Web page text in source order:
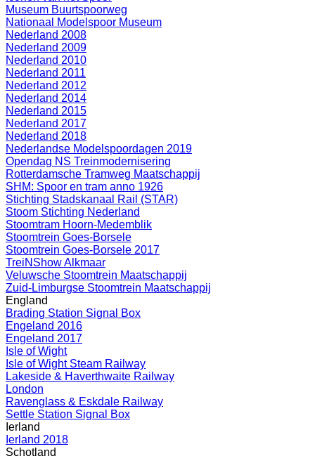
Museum Buurtspoorweg
Nationaal Modelspoor Museum
Nederland 2008
Nederland 2009
Nederland 2010
Nederland 2011
Nederland 2012
Nederland 2014
Nederland 2015
Nederland 2017
Nederland 2018
Nederlandse Modelspoordagen 2019
Opendag NS Treinmodernisering
Rotterdamsche Tramweg Maatschappij
SHM: Spoor en tram anno 1926
Stichting Stadskanaal Rail (STAR)
Stoom Stichting Nederland
Stoomtram Hoorn-Medemblik
Stoomtrein Goes-Borsele
Stoomtrein Goes-Borsele 2017
TreiNShow Alkmaar
Veluwsche Stoomtrein Maatschappij
Zuid-Limburgse Stoomtrein Maatschappij
England
Brading Station Signal Box
Engeland 2016
Engeland 2017
Isle of Wight
Isle of Wight Steam Railway
Lakeside & Haverthwaite Railway
London
Ravenglass & Eskdale Railway
Settle Station Signal Box
Ierland
Ierland 2018
Schotland